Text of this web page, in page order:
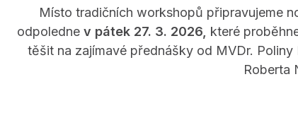
Místo tradičních workshopů připravujeme
odpoledne v pátek 27. 3. 2026, které
těšit na zajímavé přednášky od MVDr.
Roberta